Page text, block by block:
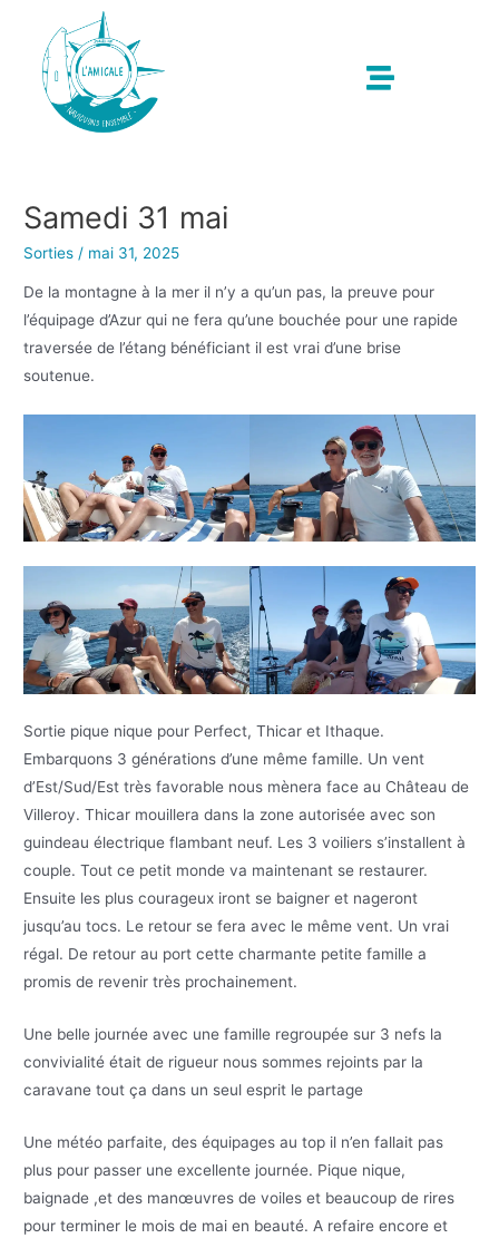
Samedi 31 mai
Sorties / mai 31, 2025
De la montagne à la mer il n’y a qu’un pas, la preuve pour
l’équipage d’Azur qui ne fera qu’une bouchée pour une rapide
traversée de l’étang bénéficiant il est vrai d’une brise
soutenue.
Sortie pique nique pour Perfect, Thicar et Ithaque.
Embarquons 3 générations d’une même famille. Un vent
d’Est/Sud/Est très favorable nous mènera face au Château de
Villeroy. Thicar mouillera dans la zone autorisée avec son
guindeau électrique flambant neuf. Les 3 voiliers s’installent à
couple. Tout ce petit monde va maintenant se restaurer.
Ensuite les plus courageux iront se baigner et nageront
jusqu’au tocs. Le retour se fera avec le même vent. Un vrai
régal. De retour au port cette charmante petite famille a
promis de revenir très prochainement.
Une belle journée avec une famille regroupée sur 3 nefs la
convivialité était de rigueur nous sommes rejoints par la
caravane tout ça dans un seul esprit le partage
Une météo parfaite, des équipages au top il n’en fallait pas
plus pour passer une excellente journée. Pique nique,
baignade ,et des manœuvres de voiles et beaucoup de rires
pour terminer le mois de mai en beauté. A refaire encore et